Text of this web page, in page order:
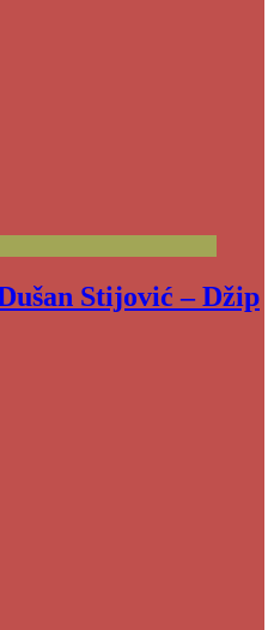
Stijović – Džip